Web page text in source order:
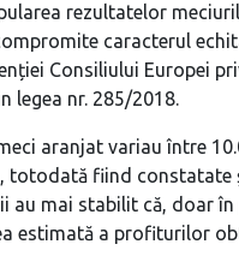
rezultatelor
caracterul
Consiliului Europei
legea nr. 285/2018.
aranjat variau între
totodată fiind constatate
au mai stabilit că, doar
estimată a profiturilor